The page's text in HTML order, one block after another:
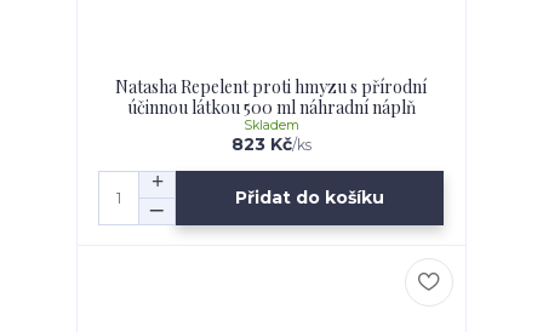
Natasha Repelent proti hmyzu s přírodní
účinnou látkou 500 ml náhradní náplň
823 Kč/ks
Skladem
Přidat do košíku